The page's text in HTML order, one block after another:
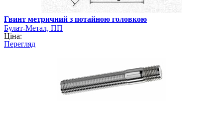
Гвинт метричний з потайною головкою
Булат-Метал, ПП
Ціна:
Перегляд